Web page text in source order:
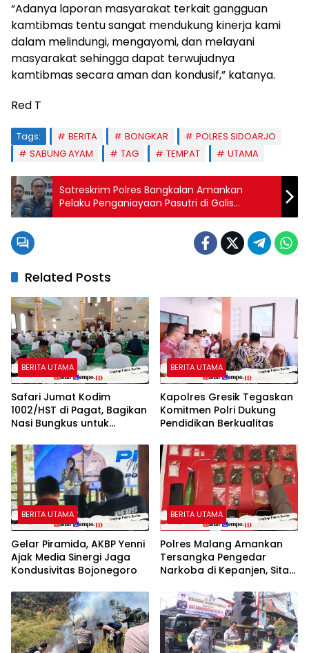
“Adanya laporan masyarakat terkait gangguan
kamtibmas tentu sangat mendukung kinerja kami
dalam melindungi, mengayomi, dan melayani
masyarakat sehingga dapat terwujudnya
kamtibmas secara aman dan kondusif,” katanya.
Red T
Tags: BERITA BONGKAR
POLRES SIDOARJO
SABUNG AYAM
TAG TEMPAT UTAMA
Satreskrim Polres Bangkalan Amankan
Pelaku Penganiayaan Pasutri di Galis
Bangkalan
Related Posts
BERITA UTAMA
Safari Jumat Kodim
1002/HST di Pagat, Bagikan
Nasi Bungkus untuk
BERITA UTAMA
Kapolres Gresik Tegaskan
Komitmen Polri Dukung
Pendidikan Berkualitas
BERITA UTAMA
Gelar Piramida, AKBP Yenni
Ajak Media Sinergi Jaga
Kondusivitas Bojonegoro
BERITA UTAMA
Polres Malang Amankan
Tersangka Pengedar
Narkoba di Kepanjen, Sita
131 Gram